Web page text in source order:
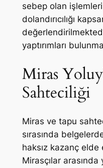
sebep olan
dolandırıcılığı
yaptırımları
Miras
Sahteciliği
Miras ve tapu
sırasında
haksız kazanç
Mirasçılar